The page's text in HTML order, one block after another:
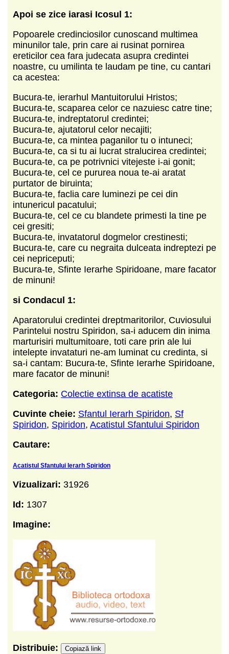
Apoi se zice iarasi Icosul 1:
Popoarele credinciosilor cunoscand multimea
minunilor tale, prin care ai rusinat pornirea
ereticilor cea fara judecata asupra credintei
noastre, cu umilinta te laudam pe tine, cu cantari
ca acestea:
Bucura-te, ierarhul Mantuitorului Hristos;
Bucura-te, scaparea celor ce nazuiesc catre tine;
Bucura-te, indreptatorul credintei;
Bucura-te, ajutatorul celor necajiti;
Bucura-te, ca mintea paganilor tu o intuneci;
Bucura-te, ca si tu ai lucrat stralucirea credintei;
Bucura-te, ca pe potrivnici vitejeste i-ai gonit;
Bucura-te, cel ce pururea noua te-ai aratat
purtator de biruinta;
Bucura-te, faclia care luminezi pe cei din
intunericul pacatului;
Bucura-te, cel ce cu blandete primesti la tine pe
cei gresiti;
Bucura-te, invatatorul dogmelor crestinesti;
Bucura-te, care cu negraita dulceata indreptezi pe
cei nepriceputi;
Bucura-te, Sfinte Ierarhe Spiridoane, mare facator
de minuni!
si Condacul 1:
Aparatorului credintei dreptmaritorilor, Cuviosului
Parintelui nostru Spiridon, sa-i aducem din inima
marturisiri multumitoare, toti care prin ale lui
intelepte invataturi ne-am luminat cu credinta, si
sa-i cantam: Bucura-te, Sfinte Ierarhe Spiridoane,
mare facator de minuni!
Categoria: Colectie extinsa de acatiste
Cuvinte cheie: Sfantul Ierarh Spiridon, Sf
Spiridon, Spiridon, Acatistul Sfantului Spiridon
Cautare:
Acatistul Sfantului Ierarh Spiridon
Vizualizari: 31926
Id: 1307
Imagine:
Distribuie: Copiază link